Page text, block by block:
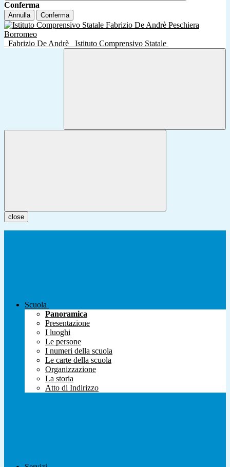
Conferma
Annulla Conferma
Fabrizio De Andrè Istituto Comprensivo Statale
close
Scuola
Panoramica
Presentazione
I luoghi
Le persone
I numeri della scuola
Le carte della scuola
Organizzazione
La storia
Atto di Indirizzo